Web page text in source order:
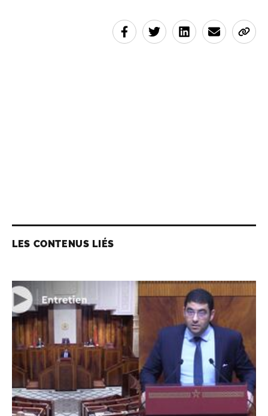
LES CONTENUS LIÉS